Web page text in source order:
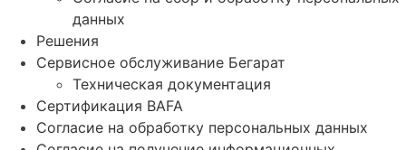
данных
Решения
Сервисное обслуживание Бегарат
Техническая документация
Сертификация BAFA
Согласие на обработку персональных данных